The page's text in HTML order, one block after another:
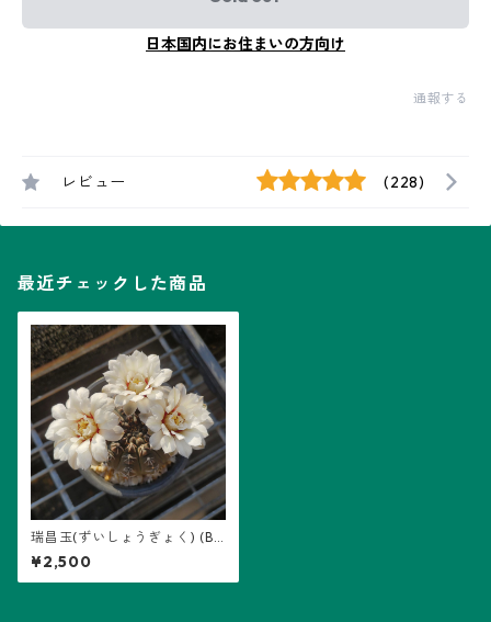
日本国内にお住まいの方向け
通報する
レビュー (228)
最近チェックした商品
瑞昌玉(ずいしょうぎょく) (B1
6)：ギムノカリキウム属 ※実
生
¥2,500